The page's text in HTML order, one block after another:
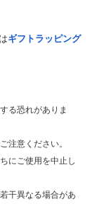
ギフトラッピング
る恐れがありま
注意ください。
にご使用を中止し
干異なる場合があ